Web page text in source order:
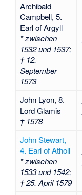
Archibald
Campbell, 5.
Earl of Argyll
* zwischen
1532 und 1537;
† 12.
September
1573
John Lyon, 8.
Lord Glamis
† 1578
John Stewart,
4. Earl of Atholl
* zwischen
1533 und 1542;
† 25. April 1579